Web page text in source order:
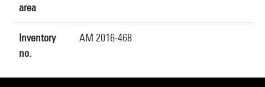
area
Inventory
no.
AM 2016-468